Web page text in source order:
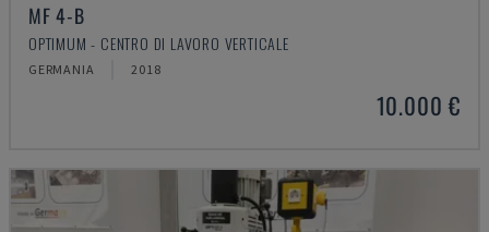
MF 4-B
OPTIMUM - CENTRO DI LAVORO VERTICALE
GERMANIA 2018
10.000 €